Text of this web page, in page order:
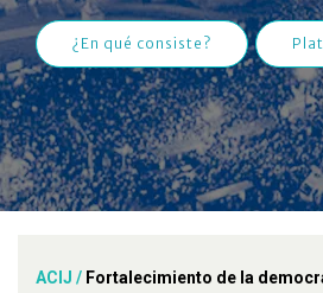
¿En qué consiste?
ACIJ / Fortalecimiento de la